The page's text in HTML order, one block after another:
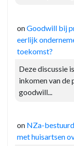
onGoodwill bij
eerlijk
toekomst?
Deze discussie
inkomen van
goodwill...
on NZa-
met huisartsen